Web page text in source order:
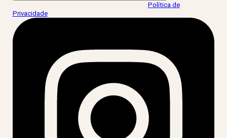
Política de
Privacidade.